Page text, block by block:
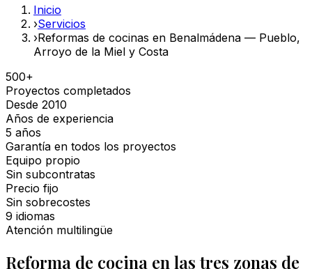
Inicio
›Servicios
›Reformas de cocinas en Benalmádena — Pueblo,
Arroyo de la Miel y Costa
500+
Proyectos completados
Desde 2010
Años de experiencia
5 años
Garantía en todos los proyectos
Equipo propio
Sin subcontratas
Precio fijo
Sin sobrecostes
9 idiomas
Atención multilingüe
Reforma de cocina en las tres zonas de